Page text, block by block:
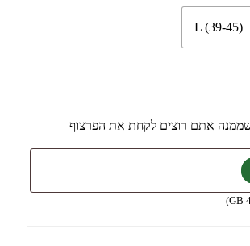
L (39-45)
אתם רוצים לקחת את הפרצוף